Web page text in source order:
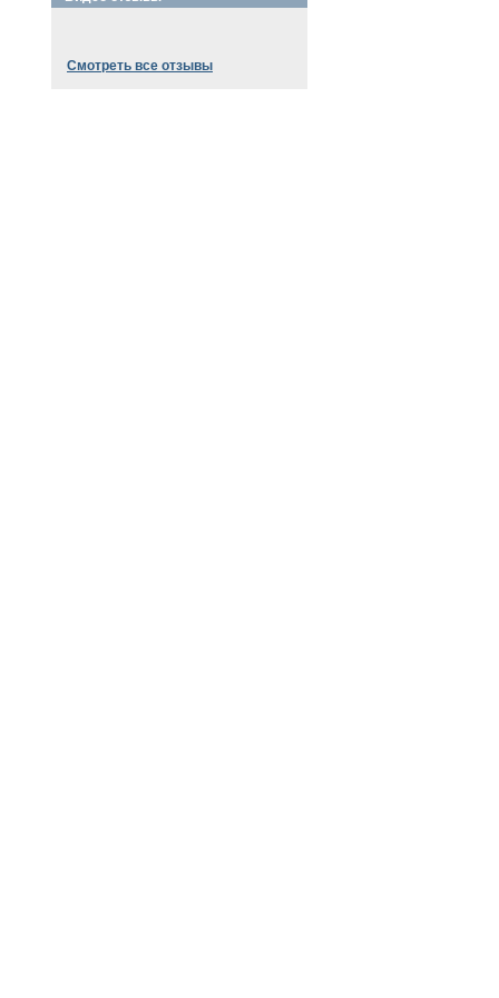
Смотреть все отзывы